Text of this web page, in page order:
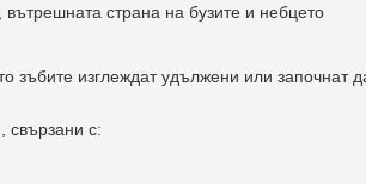
страна на бузите и небцето
зъбите изглеждат удължени или започнат
свързани с: